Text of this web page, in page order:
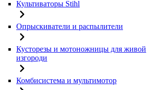
Культиваторы Stihl
Опрыскиватели и распылители
Кусторезы и мотоножницы для живой
изгороди
Комбисистема и мультимотор